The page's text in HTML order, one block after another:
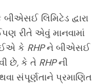
લિમિટેડ દ્વારા
રીતે એવું માનવામાં
કે RHPને બીએસઈ
છે, કે તે RHPની
સંપૂર્ણતાને પ્રમાણિત